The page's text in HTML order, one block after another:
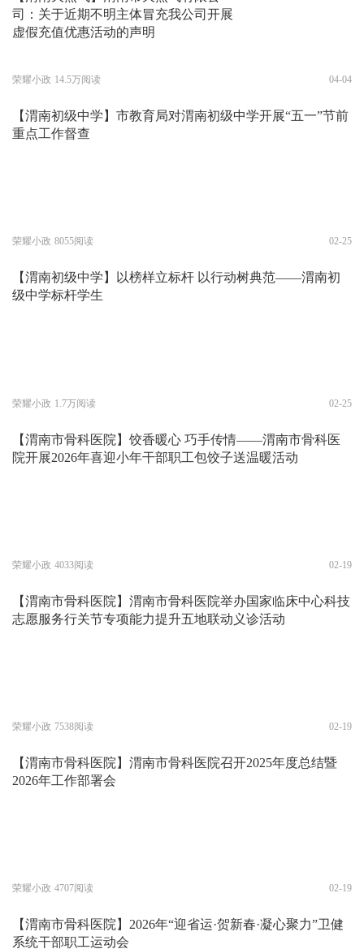
司：关于近期不明主体冒充我公司开展
虚假充值优惠活动的声明
荣耀小政 14.5万阅读 04-04
【渭南初级中学】市教育局对渭南初级中学开展“五一”节前
重点工作督查
荣耀小政 8055阅读 02-25
【渭南初级中学】以榜样立标杆 以行动树典范——渭南初
级中学标杆学生
荣耀小政 1.7万阅读 02-25
【渭南市骨科医院】饺香暖心 巧手传情——渭南市骨科医
院开展2026年喜迎小年干部职工包饺子送温暖活动
荣耀小政 4033阅读 02-19
【渭南市骨科医院】渭南市骨科医院举办国家临床中心科技
志愿服务行关节专项能力提升五地联动义诊活动
荣耀小政 7538阅读 02-19
【渭南市骨科医院】渭南市骨科医院召开2025年度总结暨
2026年工作部署会
荣耀小政 4707阅读 02-19
【渭南市骨科医院】2026年“迎省运·贺新春·凝心聚力”卫健
系统干部职工运动会